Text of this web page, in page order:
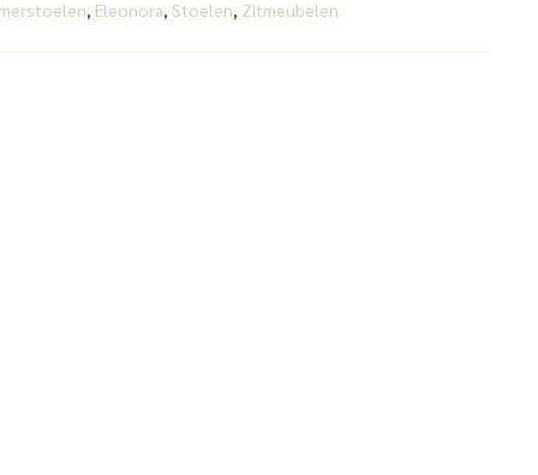
, Eleonora, Stoelen, Zitmeubelen